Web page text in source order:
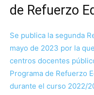
de Refuerzo
Se publica la segunda
mayo de 2023 por la
centros docentes
Programa de Refuerzo
durante el curso 2022/